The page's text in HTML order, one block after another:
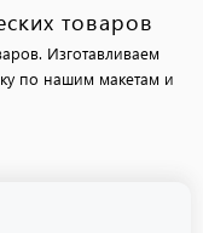
товаров
Изготавливаем
по нашим макетам и
«cookie»